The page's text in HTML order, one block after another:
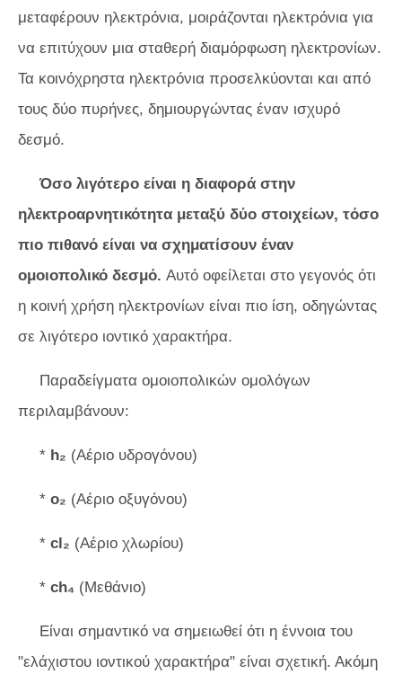
μεταφέρουν ηλεκτρόνια, μοιράζονται ηλεκτρόνια για
να επιτύχουν μια σταθερή διαμόρφωση ηλεκτρονίων.
Τα κοινόχρηστα ηλεκτρόνια προσελκύονται και από
τους δύο πυρήνες, δημιουργώντας έναν ισχυρό
δεσμό.
Όσο λιγότερο είναι η διαφορά στην
ηλεκτροαρνητικότητα μεταξύ δύο στοιχείων, τόσο
πιο πιθανό είναι να σχηματίσουν έναν
ομοιοπολικό δεσμό. Αυτό οφείλεται στο γεγονός ότι
η κοινή χρήση ηλεκτρονίων είναι πιο ίση, οδηγώντας
σε λιγότερο ιοντικό χαρακτήρα.
Παραδείγματα ομοιοπολικών ομολόγων
περιλαμβάνουν:
* h₂ (Αέριο υδρογόνου)
* o₂ (Αέριο οξυγόνου)
* cl₂ (Αέριο χλωρίου)
* ch₄ (Μεθάνιο)
Είναι σημαντικό να σημειωθεί ότι η έννοια του
"ελάχιστου ιοντικού χαρακτήρα" είναι σχετική. Ακόμη